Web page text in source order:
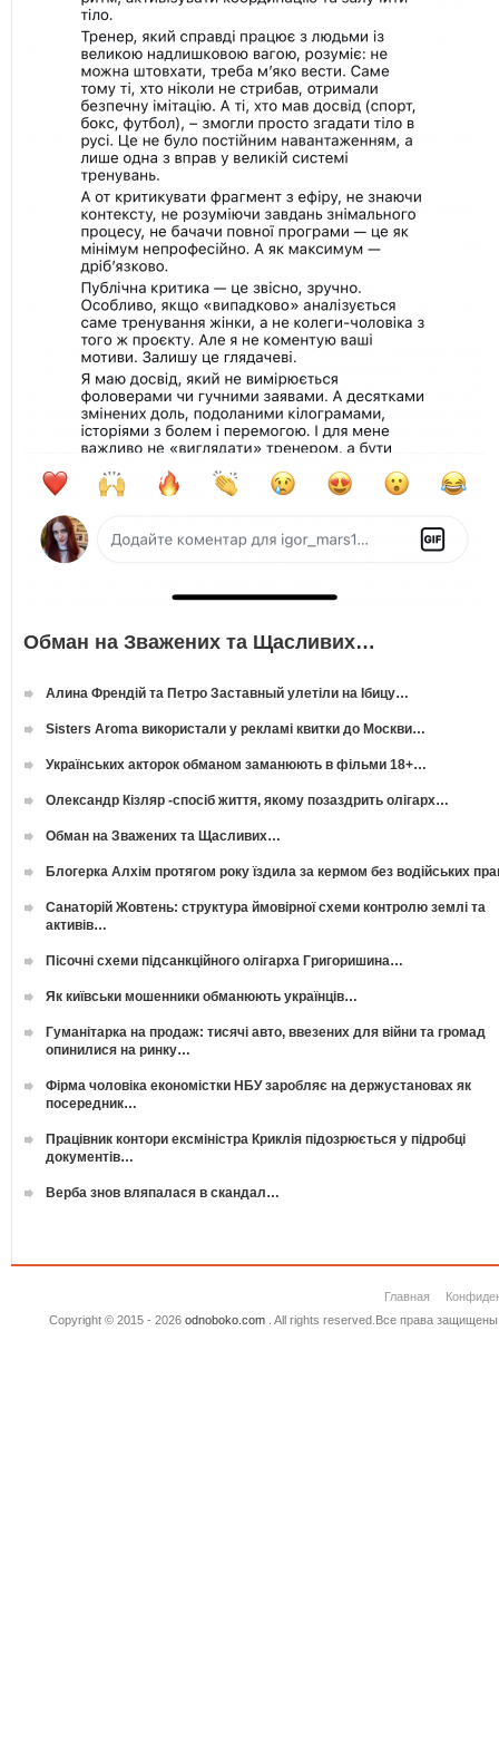
Обман на Зважених та Щасливих…
Алина Френдій та Петро Заставный улетіли на Ібицу…
Sisters Aroma використали у рекламі квитки до Москви…
Українських акторок обманом заманюють в фільми 18+…
Олександр Кізляр -спосіб життя, якому позаздрить олігарх…
Обман на Зважених та Щасливих…
Блогерка Алхім протягом року їздила за кермом без водійських
Санаторій Жовтень: структура ймовірної схеми контролю землі та
активів…
Пісочні схеми підсанкційного олігарха Григоришина…
Як київськи мошенники обманюють українців…
Гуманітарка на продаж: тисячі авто, ввезених для війни та громад
опинилися на ринку…
Фірма чоловіка економістки НБУ заробляє на держустановах як
посередник…
Працівник контори ексміністра Криклія підозрюється у підробці
документів…
Верба знов вляпалася в скандал…
Главная
Copyright © 2015 - 2026 odnoboko.com. All rights reserved.Все права защищены.